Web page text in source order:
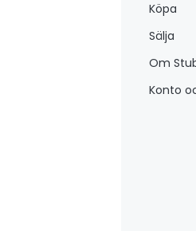
Köpa
Sälja
Om
Konto